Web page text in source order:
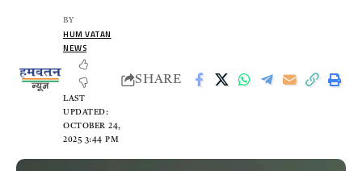
LAST
UPDATED:
OCTOBER 24,
2025 3:44 PM
BY
HUM VATAN
NEWS
SHARE